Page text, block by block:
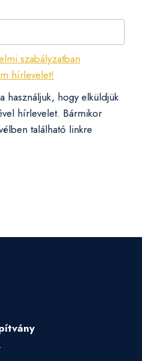
szabályzatban
hírlevelet!
használjuk, hogy elküldjük
hírlevelet. Bármikor
található linkre